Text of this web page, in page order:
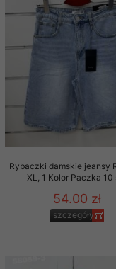
Rybaczki damskie jeansy
XL, 1 Kolor Paczka 10
54.00 zł
szczegóły